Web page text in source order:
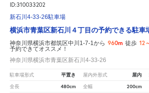
ID:310033202
新石川4-33-26駐車場
横浜市青葉区新石川４丁目の予約できる駐車
神奈川県横浜市都筑区中川1-7-1から 960m 徒歩 12
予約できてオススメ！
神奈川県横浜市青葉区新石川4-33-26
駐車場形式 平置き 屋内外形式 屋内
全長 480cm 全幅 200cm